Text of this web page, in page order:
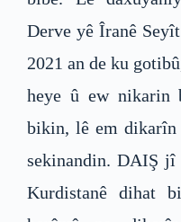
Derve yê Îranê
2021 an de ku
heye û ew nikarin
bikin, lê em
sekinandin. DAIŞ jî
Kurdistanê dihat